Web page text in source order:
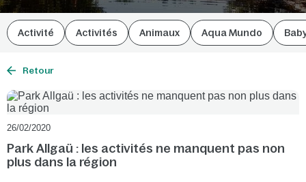
Activité Activités Animaux Aqua Mundo
Retour
26/02/2020
Park Allgaü : les activités ne manquent pas non
plus dans la région